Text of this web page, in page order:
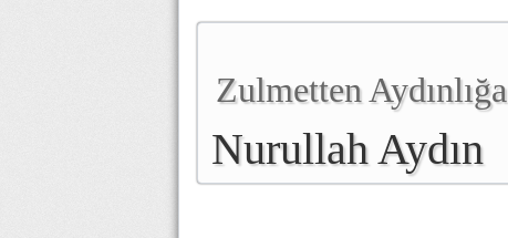
Zulmetten Aydınlığa
Nurullah Aydın